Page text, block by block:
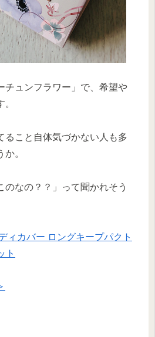
チュンフラワー」で、希望や
ること自体気づかない人も多
。
のなの？？」って聞かれそう
ィカバー ロングキープパクト
ト